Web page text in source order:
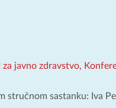
za javno zdravstvo,
stručnom sastanku: Iva